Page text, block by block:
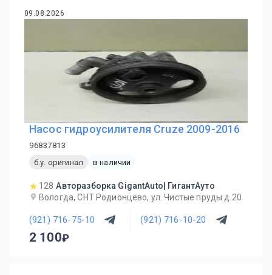
09.08.2026
Насос гидроусилителя Cruze 2009-2016
96837813
б.у. оригинал
в наличии
128 Авторазборка GigantAuto| ГигантАуто
Вологда, СНТ Родионцево, ул. Чистые пруды д.20
(921) 716-75-10 (921) 716-10-20
2 100